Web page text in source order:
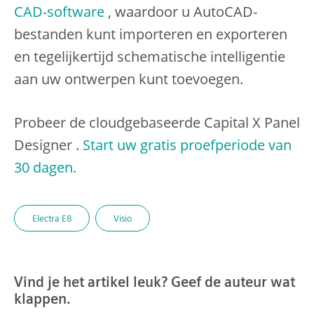
CAD-software , waardoor u AutoCAD-
bestanden kunt importeren en exporteren
en tegelijkertijd schematische intelligentie
aan uw ontwerpen kunt toevoegen.
Probeer de cloudgebaseerde Capital X Panel
Designer . Start uw gratis proefperiode van
30 dagen.
Electra E8 Visio
Vind je het artikel leuk? Geef de auteur wat
klappen.